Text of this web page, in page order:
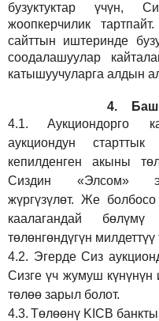
бузуктуктар үчүн,
жоопкерчилик
сайттын иштеринде
соодалашуулар
катышуучуларга алдын
4.
4.1.
Аукциондорго
аукциондун
кепилденген акыны
Сиздин «Элсом»
жүргүзүлөт. Же
каалагандай
төлөнгөндүгүн
4.2. Эгерде Сиз
Сизге үч жумуш
төлөө зарыл болот.
4.3. Төлөөнү KICB